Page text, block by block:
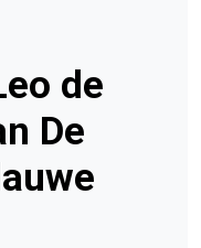
de
De